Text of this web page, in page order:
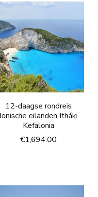
12-daagse rondreis
Ionische eilanden Itháki
Kefalonia
€1,694.00